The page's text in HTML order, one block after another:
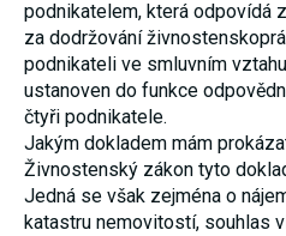
podnikatelem, která odpovídá
za dodržování
podnikateli ve smluvním
ustanoven do funkce
čtyři podnikatele.
Jakým dokladem mám
Živnostenský zákon tyto
Jedná se však zejména o
katastru nemovitostí, souhlas